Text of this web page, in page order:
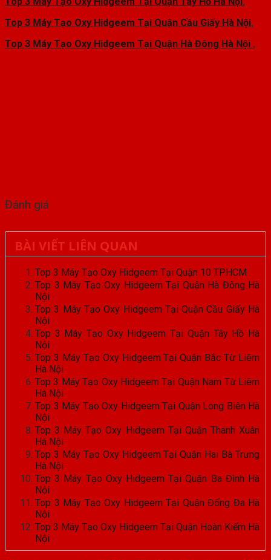
Top 3 Máy Tạo Oxy Hidgeem Tại Quận Cầu Giấy Hà Nội,
Top 3 Máy Tạo Oxy Hidgeem Tại Quận Hà Đông Hà Nội ,
Đánh giá
BÀI VIẾT LIÊN QUAN
Top 3 Máy Tạo Oxy Hidgeem Tại Quận 10 TPHCM
Top 3 Máy Tạo Oxy Hidgeem Tại Quận Hà Đông Hà
Nội
Top 3 Máy Tạo Oxy Hidgeem Tại Quận Cầu Giấy Hà
Nội
Top 3 Máy Tạo Oxy Hidgeem Tại Quận Tây Hồ Hà
Nội
Top 3 Máy Tạo Oxy Hidgeem Tại Quận Bắc Từ Liêm
Hà Nội
Top 3 Máy Tạo Oxy Hidgeem Tại Quận Nam Từ Liêm
Hà Nội
Top 3 Máy Tạo Oxy Hidgeem Tại Quận Long Biên Hà
Nội
Top 3 Máy Tạo Oxy Hidgeem Tại Quận Thanh Xuân
Hà Nội
Top 3 Máy Tạo Oxy Hidgeem Tại Quận Hai Bà Trưng
Hà Nội
Top 3 Máy Tạo Oxy Hidgeem Tại Quận Ba Đình Hà
Nội
Top 3 Máy Tạo Oxy Hidgeem Tại Quận Đống Đa Hà
Nội
Top 3 Máy Tạo Oxy Hidgeem Tại Quận Hoàn Kiếm Hà
Nội